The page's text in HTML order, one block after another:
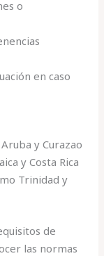
o
en caso
y Curazao
y Costa Rica
Trinidad y
de
las normas